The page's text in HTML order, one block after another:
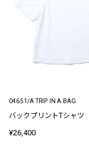
04651/A TRIP IN A BAG
バックプリントTシャツ
¥26,400